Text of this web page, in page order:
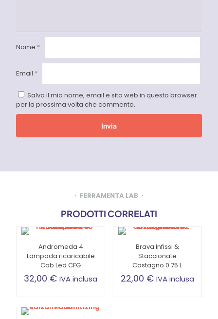
Nome *
Email *
Salva il mio nome, email e sito web in questo browser
per la prossima volta che commento.
FERRAMENTA LAB
PRODOTTI CORRELATI
Andromeda 4
Lampada ricaricabile
Cob Led CFG
32,00 € IVA inclusa
Brava Infissi &
Staccionate
Castagno 0.75 L
22,00 € IVA inclusa